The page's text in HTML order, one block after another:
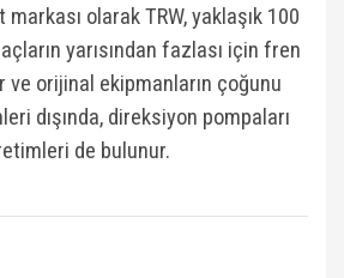
olarak TRW, yaklaşık 100
yarısından fazlası için fren
orijinal ekipmanların çoğunu
dışında, direksiyon pompaları
de bulunur.